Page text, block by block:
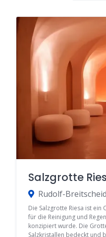
Salzgrotte
Die Salzgrotte Riesa ist ein
für die Reinigung und
konzipiert wurde. Die
Salzkristallen bedeckt und